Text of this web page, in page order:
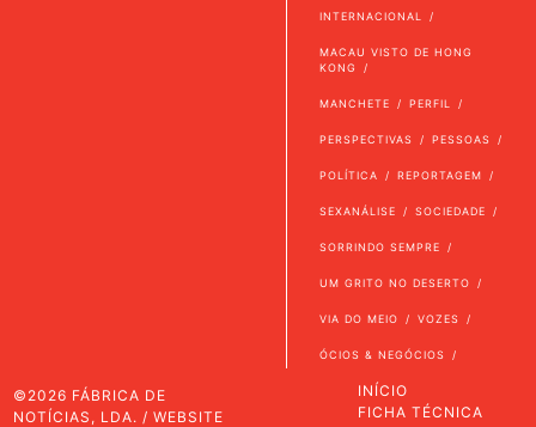
INTERNACIONAL
MACAU VISTO DE HONG
KONG
MANCHETE PERFIL
PERSPECTIVAS PESSOAS
POLÍTICA REPORTAGEM
SEXANÁLISE SOCIEDADE
SORRINDO SEMPRE
UM GRITO NO DESERTO
VIA DO MEIO VOZES
ÓCIOS & NEGÓCIOS
©2026 FÁBRICA DE
NOTÍCIAS, LDA. / WEBSITE
INÍCIO
FICHA TÉCNICA